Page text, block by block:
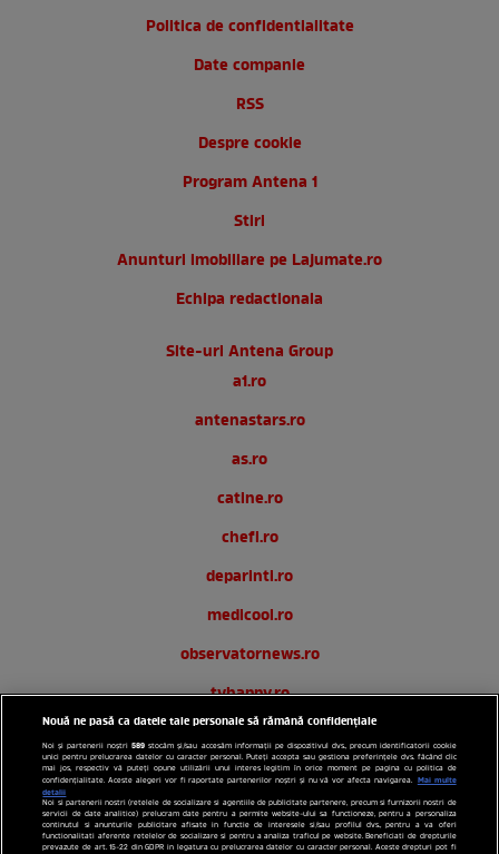
Politica de confidentialitate
Date companie
RSS
Despre cookie
Program Antena 1
Stiri
Anunturi imobiliare pe Lajumate.ro
Echipa redactionala
Site-uri Antena Group
a1.ro
antenastars.ro
as.ro
catine.ro
chefi.ro
deparinti.ro
medicool.ro
observatornews.ro
tvhappy.ro
useit.ro
zutv.ro
Trends AntenaPLAY
Nouă ne pasă ca datele tale personale să rămână confidențiale
Noi și partenerii noștri589 stocăm și/sau accesăm informații pe dispozitivul dvs., precum identificatorii cookie
unici pentru prelucrarea datelor cu caracter personal. Puteți accepta sau gestiona preferințele dvs. făcând clic
mai jos, respectiv vă puteți opune utilizării unui interes legitim în orice moment pe pagina cu politica de
confidențialitate. Aceste alegeri vor fi raportate partenerilor noștri și nu vă vor afecta navigarea. Mai multe
detalii
Noi si partenerii nostri (retelele de socializare si agentiile de publicitate partenere, precum si furnizorii nostri de
servicii de date analitice) prelucram date pentru a permite website-ului sa functioneze, pentru a personaliza
continutul si anunturile publicitare afisate in functie de interesele si/sau profilul dvs., pentru a va oferi
functionalitati aferente retelelor de socializare si pentru a analiza traficul pe website. Beneficiati de drepturile
prevazute de art. 15-22 din GDPR in legatura cu prelucrarea datelor cu caracter personal. Aceste drepturi pot fi